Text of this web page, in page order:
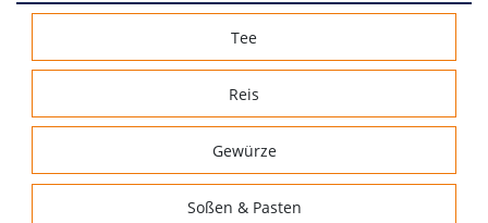
Tee
Reis
Gewürze
Soßen & Pasten